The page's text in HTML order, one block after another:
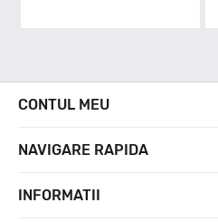
Nivel de zgomot
71
CONTUL MEU
NAVIGARE RAPIDA
INFORMATII